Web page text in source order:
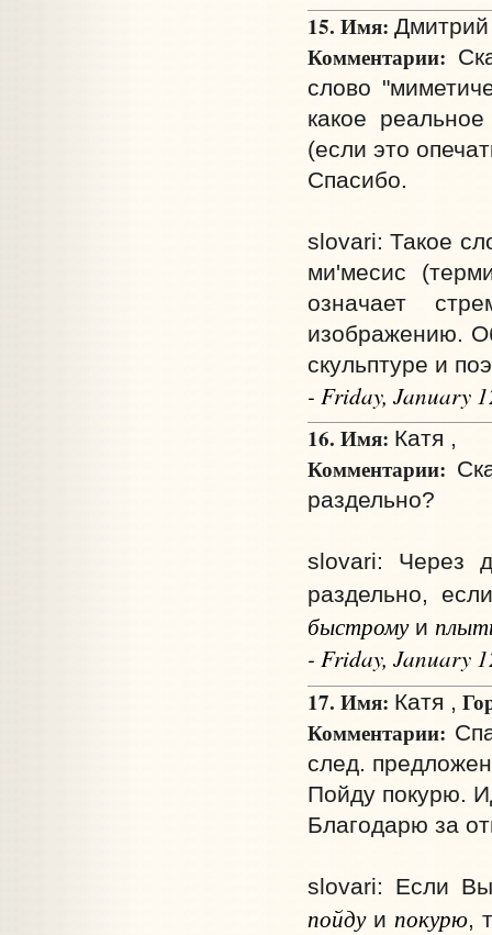
15. Имя: Дмитрий
Комментарии:
слово
какое
(если это
Спасибо.
slovari: Такое
ми'месис
означает
изображению.
скульптуре и
- Friday, January
16. Имя: Катя ,
Комментарии:
раздельно?
slovari: Через
раздельно,
быстромуи
- Friday, January
17. Имя: Катя ,
Комментарии:
след.
Пойду покурю.
Благодарю за
slovari: Если
пойдуи покурю,